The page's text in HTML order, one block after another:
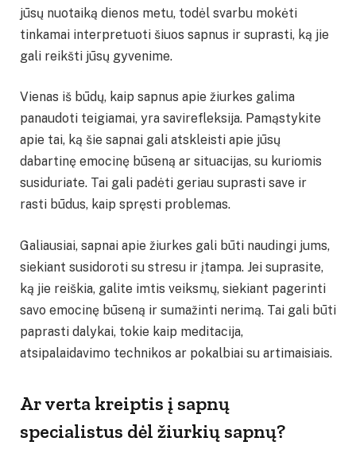
jūsų nuotaiką dienos metu, todėl svarbu mokėti
tinkamai interpretuoti šiuos sapnus ir suprasti, ką jie
gali reikšti jūsų gyvenime.
Vienas iš būdų, kaip sapnus apie žiurkes galima
panaudoti teigiamai, yra savirefleksija. Pamąstykite
apie tai, ką šie sapnai gali atskleisti apie jūsų
dabartinę emocinę būseną ar situacijas, su kuriomis
susiduriate. Tai gali padėti geriau suprasti save ir
rasti būdus, kaip spręsti problemas.
Galiausiai, sapnai apie žiurkes gali būti naudingi jums,
siekiant susidoroti su stresu ir įtampa. Jei suprasite,
ką jie reiškia, galite imtis veiksmų, siekiant pagerinti
savo emocinę būseną ir sumažinti nerimą. Tai gali būti
paprasti dalykai, tokie kaip meditacija,
atsipalaidavimo technikos ar pokalbiai su artimaisiais.
Ar verta kreiptis į sapnų
specialistus dėl žiurkių sapnų?